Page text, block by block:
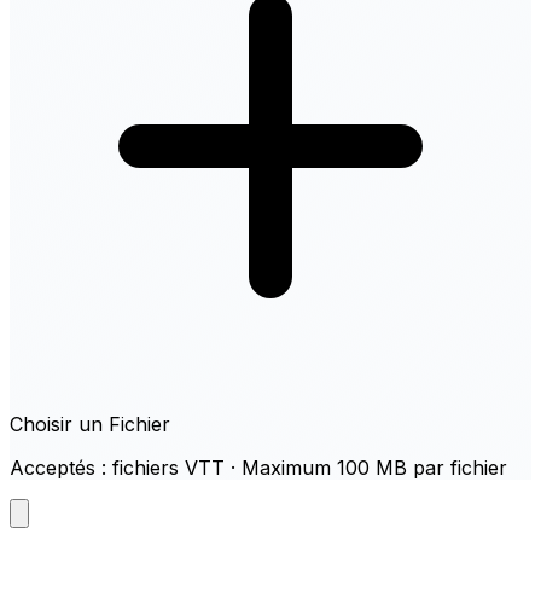
Choisir un Fichier
Acceptés : fichiers VTT · Maximum 100 MB par fichier